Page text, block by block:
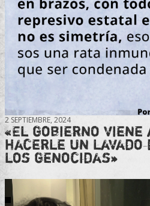
2 SEPTIEMBRE, 2024
«El gobierno
hacerle un lavado
los genocidas»